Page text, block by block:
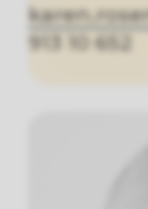
913 10 652